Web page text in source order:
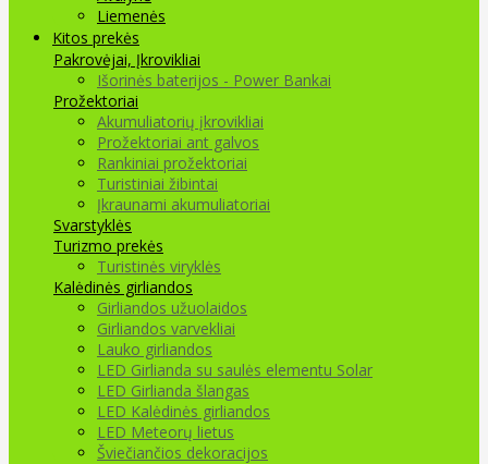
Liemenės
Kitos prekės
Pakrovėjai, Įkrovikliai
Išorinės baterijos - Power Bankai
Prožektoriai
Akumuliatorių įkrovikliai
Prožektoriai ant galvos
Rankiniai prožektoriai
Turistiniai žibintai
Įkraunami akumuliatoriai
Svarstyklės
Turizmo prekės
Turistinės viryklės
Kalėdinės girliandos
Girliandos užuolaidos
Girliandos varvekliai
Lauko girliandos
LED Girlianda su saulės elementu Solar
LED Girlianda šlangas
LED Kalėdinės girliandos
LED Meteorų lietus
Šviečiančios dekoracijos